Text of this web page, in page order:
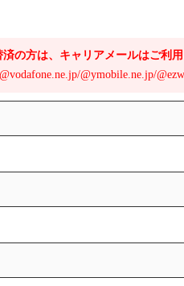
の方は、キャリアメールはご利用
@ymobile.ne.jp/